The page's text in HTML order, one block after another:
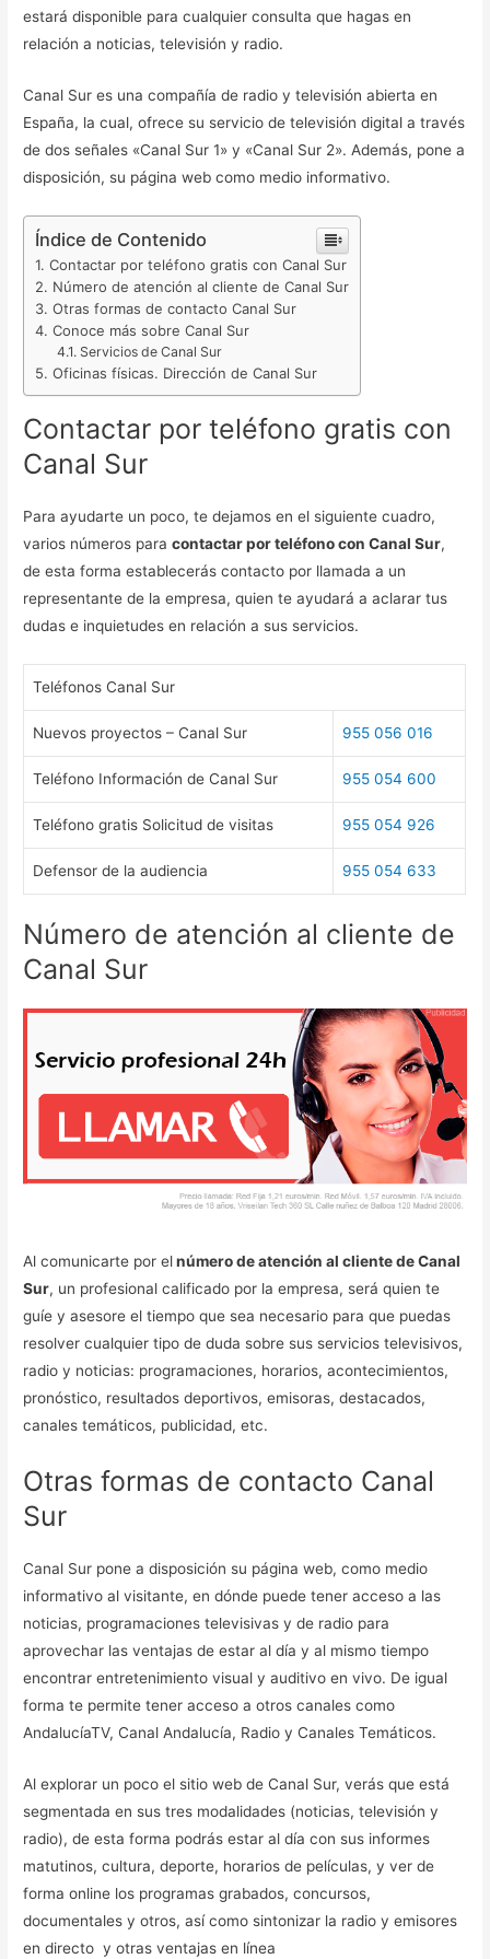
estará disponible para cualquier consulta que hagas en
relación a noticias, televisión y radio.
Canal Sur es una compañía de radio y televisión abierta en
España, la cual, ofrece su servicio de televisión digital a través
de dos señales «Canal Sur 1» y «Canal Sur 2». Además, pone a
disposición, su página web como medio informativo.
Índice de Contenido
Contactar por teléfono gratis con Canal Sur
Número de atención al cliente de Canal Sur
Otras formas de contacto Canal Sur
Conoce más sobre Canal Sur
Servicios de Canal Sur
Oficinas físicas. Dirección de Canal Sur
Contactar por teléfono gratis con
Canal Sur
Para ayudarte un poco, te dejamos en el siguiente cuadro,
varios números paracontactar por teléfono con Canal Sur,
de esta forma establecerás contacto por llamada a un
representante de la empresa, quien te ayudará a aclarar tus
dudas e inquietudes en relación a sus servicios.
Teléfonos Canal Sur
Nuevos proyectos – Canal Sur 955 056 016
Teléfono Información de Canal Sur 955 054 600
Teléfono gratis Solicitud de visitas 955 054 926
Defensor de la audiencia 955 054 633
Número de atención al cliente de
Canal Sur
Al comunicarte por elnúmero de atención al cliente de Canal
Sur, un profesional calificado por la empresa, será quien te
guíe y asesore el tiempo que sea necesario para que puedas
resolver cualquier tipo de duda sobre sus servicios televisivos,
radio y noticias: programaciones, horarios, acontecimientos,
pronóstico, resultados deportivos, emisoras, destacados,
canales temáticos, publicidad, etc.
Otras formas de contacto Canal
Sur
Canal Sur pone a disposición su página web, como medio
informativo al visitante, en dónde puede tener acceso a las
noticias, programaciones televisivas y de radio para
aprovechar las ventajas de estar al día y al mismo tiempo
encontrar entretenimiento visual y auditivo en vivo. De igual
forma te permite tener acceso a otros canales como
AndalucíaTV, Canal Andalucía, Radio y Canales Temáticos.
Al explorar un poco el sitio web de Canal Sur, verás que está
segmentada en sus tres modalidades (noticias, televisión y
radio), de esta forma podrás estar al día con sus informes
matutinos, cultura, deporte, horarios de películas, y ver de
forma online los programas grabados, concursos,
documentales y otros, así como sintonizar la radio y emisores
en directo y otras ventajas en línea